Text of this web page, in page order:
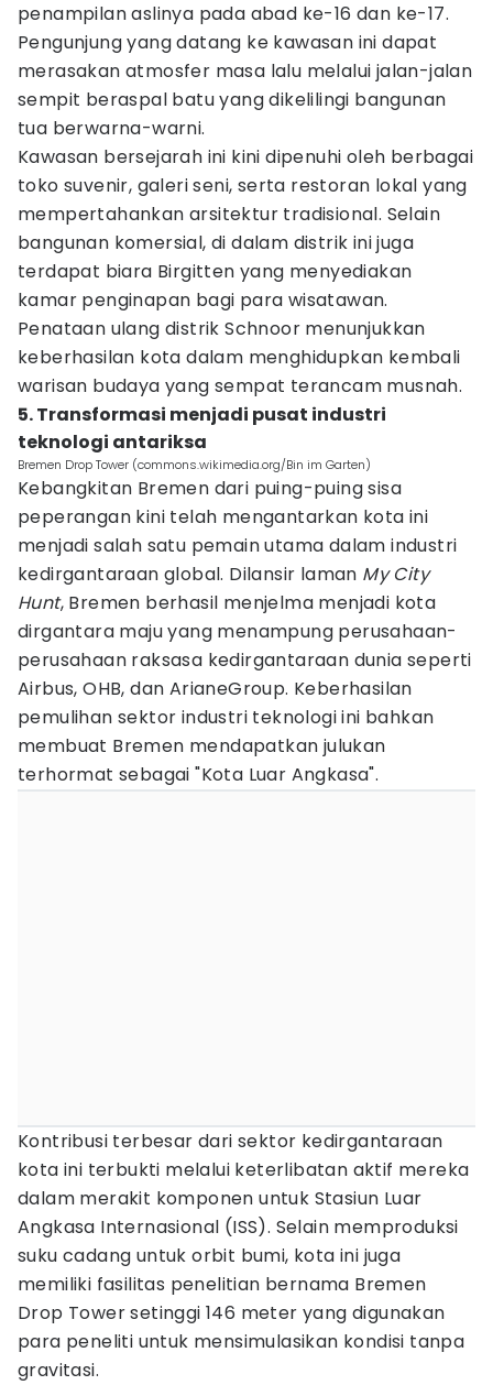
penampilan aslinya pada abad ke-16 dan ke-17.
Pengunjung yang datang ke kawasan ini dapat
merasakan atmosfer masa lalu melalui jalan-jalan
sempit beraspal batu yang dikelilingi bangunan
tua berwarna-warni.
Kawasan bersejarah ini kini dipenuhi oleh berbagai
toko suvenir, galeri seni, serta restoran lokal yang
mempertahankan arsitektur tradisional. Selain
bangunan komersial, di dalam distrik ini juga
terdapat biara Birgitten yang menyediakan
kamar penginapan bagi para wisatawan.
Penataan ulang distrik Schnoor menunjukkan
keberhasilan kota dalam menghidupkan kembali
warisan budaya yang sempat terancam musnah.
5. Transformasi menjadi pusat industri
teknologi antariksa
Bremen Drop Tower (commons.wikimedia.org/Bin im Garten)
Kebangkitan Bremen dari puing-puing sisa
peperangan kini telah mengantarkan kota ini
menjadi salah satu pemain utama dalam industri
kedirgantaraan global. Dilansir laman My City
Hunt, Bremen berhasil menjelma menjadi kota
dirgantara maju yang menampung perusahaan-
perusahaan raksasa kedirgantaraan dunia seperti
Airbus, OHB, dan ArianeGroup. Keberhasilan
pemulihan sektor industri teknologi ini bahkan
membuat Bremen mendapatkan julukan
terhormat sebagai "Kota Luar Angkasa".
Kontribusi terbesar dari sektor kedirgantaraan
kota ini terbukti melalui keterlibatan aktif mereka
dalam merakit komponen untuk Stasiun Luar
Angkasa Internasional (ISS). Selain memproduksi
suku cadang untuk orbit bumi, kota ini juga
memiliki fasilitas penelitian bernama Bremen
Drop Tower setinggi 146 meter yang digunakan
para peneliti untuk mensimulasikan kondisi tanpa
gravitasi.